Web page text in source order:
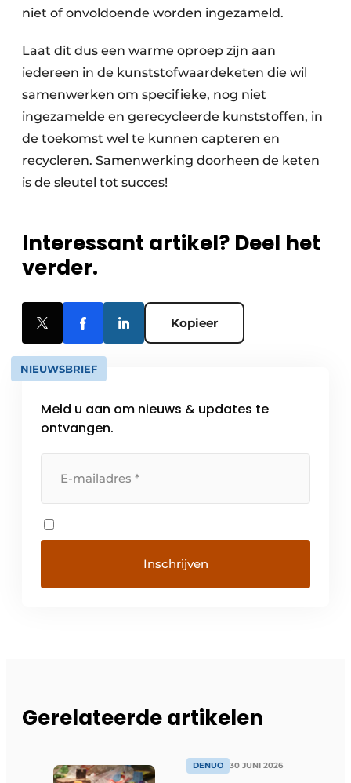
niet of onvoldoende worden ingezameld.
Laat dit dus een warme oproep zijn aan
iedereen in de kunststofwaardeketen die wil
samenwerken om specifieke, nog niet
ingezamelde en gerecy­cleerde kunststoffen, in
de toekomst wel te kunnen capteren en
recycleren. Samenwerking doorheen de keten
is de sleutel tot succes!
Interessant artikel? Deel het
verder.
Kopieer
NIEUWSBRIEF
Meld u aan om nieuws & updates te
ontvangen.
Gerelateerde artikelen
DENUO 30 JUNI 2026